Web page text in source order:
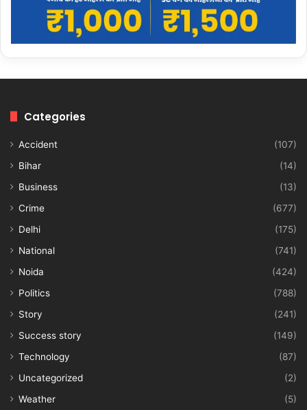
Categories
Accident
(107)
Bihar
(14)
Business
(13)
Crime
(677)
Delhi
(175)
National
(741)
Noida
(424)
Politics
(788)
Story
(241)
Success story
(149)
Technology
(87)
Uncategorized
(2)
Weather
(5)